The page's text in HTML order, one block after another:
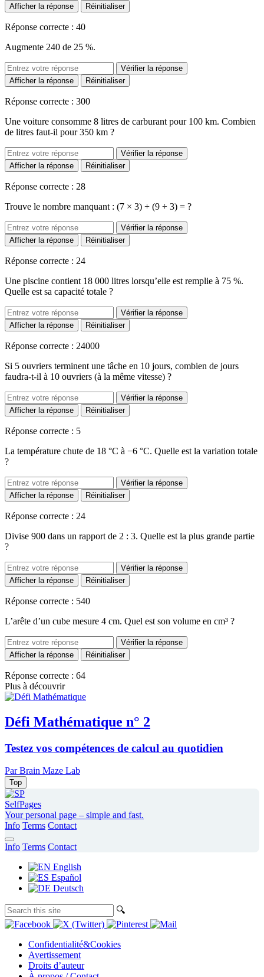
Afficher la réponse
Réinitialiser
Réponse correcte : 40
Augmente 240 de 25 %.
Vérifier la réponse
Afficher la réponse
Réinitialiser
Réponse correcte : 300
Une voiture consomme 8 litres de carburant pour 100 km. Combien
de litres faut-il pour 350 km ?
Vérifier la réponse
Afficher la réponse
Réinitialiser
Réponse correcte : 28
Trouve le nombre manquant : (7 × 3) + (9 ÷ 3) = ?
Vérifier la réponse
Afficher la réponse
Réinitialiser
Réponse correcte : 24
Une piscine contient 18 000 litres lorsqu’elle est remplie à 75 %.
Quelle est sa capacité totale ?
Vérifier la réponse
Afficher la réponse
Réinitialiser
Réponse correcte : 24000
Si 5 ouvriers terminent une tâche en 10 jours, combien de jours
faudra-t-il à 10 ouvriers (à la même vitesse) ?
Vérifier la réponse
Afficher la réponse
Réinitialiser
Réponse correcte : 5
La température chute de 18 °C à −6 °C. Quelle est la variation totale
?
Vérifier la réponse
Afficher la réponse
Réinitialiser
Réponse correcte : 24
Divise 900 dans un rapport de 2 : 3. Quelle est la plus grande partie
?
Vérifier la réponse
Afficher la réponse
Réinitialiser
Réponse correcte : 540
L’arête d’un cube mesure 4 cm. Quel est son volume en cm³ ?
Vérifier la réponse
Afficher la réponse
Réinitialiser
Réponse correcte : 64
Plus à découvrir
Défi Mathématique n° 2
Testez vos compétences de calcul au quotidien
Par Brain Maze Lab
Top
SelfPages
Your personal page – simple and fast.
Info Terms Contact
Info Terms Contact
English
Español
Deutsch
🔍︎
Confidentialité&Cookies
Avertissement
Droits d’auteur